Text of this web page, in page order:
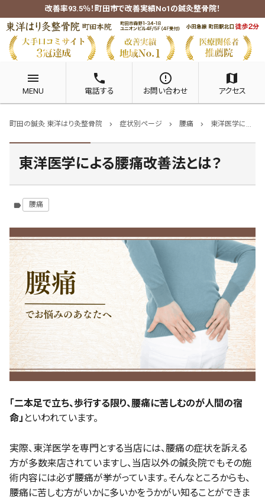
改善率93.5％！町田市で改善実績No1の鍼灸整骨院！
menu
MENU
phone
電話する
error_outline
お問い合わせ
map
アクセス
町田の鍼灸 東洋はり灸整骨院 chevron_right 症状別ページ chevron_right 腰痛 chevron_right 東洋医学による腰痛改善法とは？
東洋医学による腰痛改善法とは？
label 腰痛
「二本足で立ち、歩行する限り、腰痛に苦しむのが人間の宿
命」 といわれています。
実際、東洋医学を専門とする当店には、腰痛の症状を訴える
方が多数来店されていますし、当店以外の鍼灸院でもその施
術内容には必ず腰痛が挙がっています。そんなところからも、
腰痛に苦しむ方がいかに多いかをうかがい知ることができま